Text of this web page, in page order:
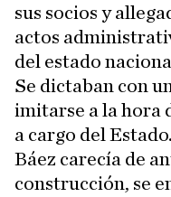
sus socios y
actos
del estado
Se dictaban con
imitarse a la hora
a cargo del Estado.
Báez carecía de
construcción, se